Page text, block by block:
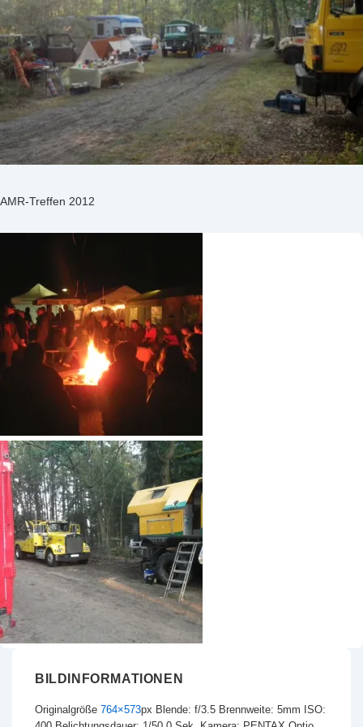
AMR-Treffen 2012
BILDINFORMATIONEN
Originalgröße 764×573px Blende: f/3.5 Brennweite: 5mm ISO: